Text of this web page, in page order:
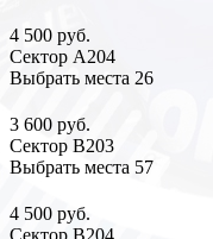
4 500 руб.
Сектор А204
Выбрать места 26
3 600 руб.
Сектор В203
Выбрать места 57
4 500 руб.
Сектор В204